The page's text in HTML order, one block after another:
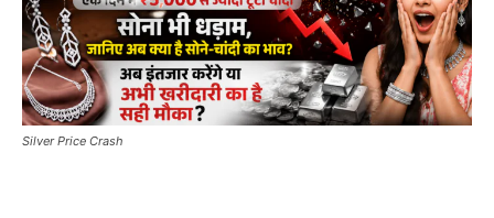
Silver Price Crash